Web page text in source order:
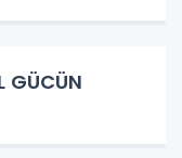
GÜCÜN